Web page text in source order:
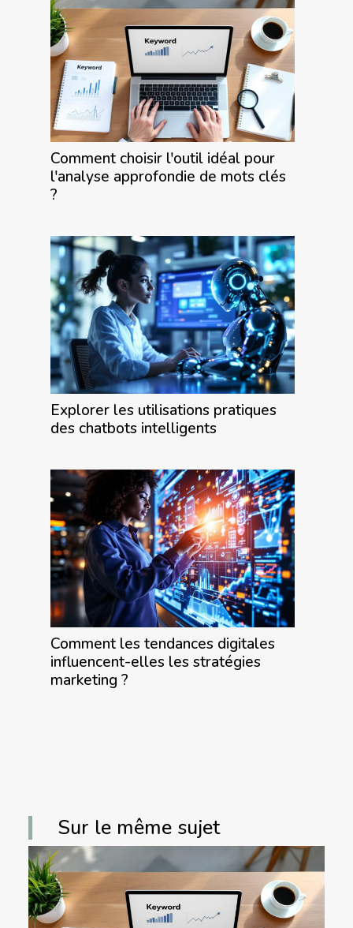
Comment choisir l'outil idéal pour
l'analyse approfondie de mots clés
?
Explorer les utilisations pratiques
des chatbots intelligents
Comment les tendances digitales
influencent-elles les stratégies
marketing ?
Sur le même sujet